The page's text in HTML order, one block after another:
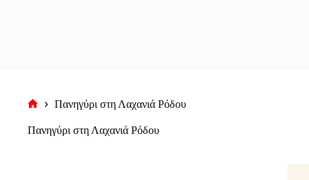
σελίδα
Πανηγύρι στη Λαχανιά Ρόδου
Πανηγύρι στη Λαχανιά Ρόδου